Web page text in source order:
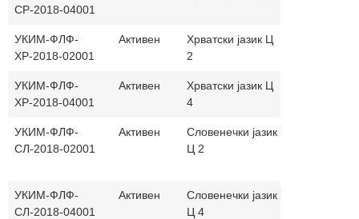
СР-2018-04001
УКИМ-ФЛФ-
ХР-2018-02001
Активен
Хрватски јазик Ц
2
УКИМ-ФЛФ-
ХР-2018-04001
Активен
Хрватски јазик Ц
4
УКИМ-ФЛФ-
СЛ-2018-02001
Активен
Словенечки јазик
Ц 2
УКИМ-ФЛФ-
СЛ-2018-04001
Активен
Словенечки јазик
Ц 4